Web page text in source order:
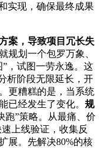
实现，确保最终成果
案，导致项目冗长失
规划一个包罗万象、
，试图一劳永逸。这
析阶段无限延长，开
更糟糕的是，当系统
已经发生了变化。 规
跑”策略。从最痛、价
上线验证，收集反
展。先解决80%的核